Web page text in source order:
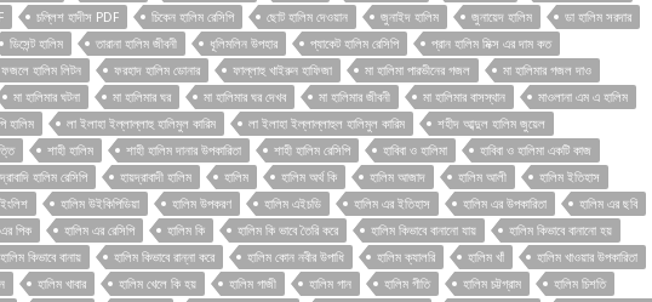
চল্লিশ হাদীস PDF চিকেন হালিম রেসিপি ছোট হালিম দেওয়ান জুনাইদ হালিম জুনায়েদ হালিম
ডা হালিম সরদার
ডিসেন্ট হালিম তারানা হালিম জীবনী ধূলিমলিন উপহার প্যাকেট হালিম রেসিপি
প্রান হালিম মিক্স এর দাম কত
ফজলে হালিম লিটন ফরহাদ হালিম ডোনার ফাল্লাহু খাইরুন হাফিজা মা হালিমা পারভীনের গজল
মা হালিমার গজল দাও
মা হালিমার ঘটনা মা হালিমার ঘর মা হালিমার ঘর দেখব মা হালিমার জীবনী মা হালিমার বাসস্থান
মাওলানা এম এ হালিম
হালিম লা ইলাহা ইল্লাল্লাহু হালিমুল কারিম লা ইলাহা ইল্লাল্লাহুল হালিমুল কারিম
শহীদ আব্দুল হালিম জুয়েল
শাহী হালিম শাহী হালিম দানার উপকারিতা শাহী হালিম রেসিপি হাবিবা ও হালিমা
হাবিবা ও হালিমা একটি কাজ
হালিম রেসিপি হায়দ্রাবাদী হালিম হালিম হালিম অর্থ কি হালিম আজাদ হালিম আলী
হালিম ইতিহাস
হালিম উইকিপিডিয়া হালিম উপকরণ হালিম এইচডি হালিম এর ইতিহাস হালিম এর উপকারিতা
হালিম এর ছবি
পিক হালিম এর রেসিপি হালিম কি হালিম কি ভাবে তৈরি করে হালিম কিভাবে বানানো যায়
হালিম কিভাবে বানানো হয়
হালিম কিভাবে বানায় হালিম কিভাবে রান্না করে হালিম কোন নবীর উপাধি হালিম ক্যালরি হালিম খাঁ
হালিম খাওয়ার উপকারিতা
হালিম খাবার হালিম খেলে কি হয় হালিম গাজী হালিম গান হালিম গীতি হালিম চট্টগ্রাম
হালিম চিশতি